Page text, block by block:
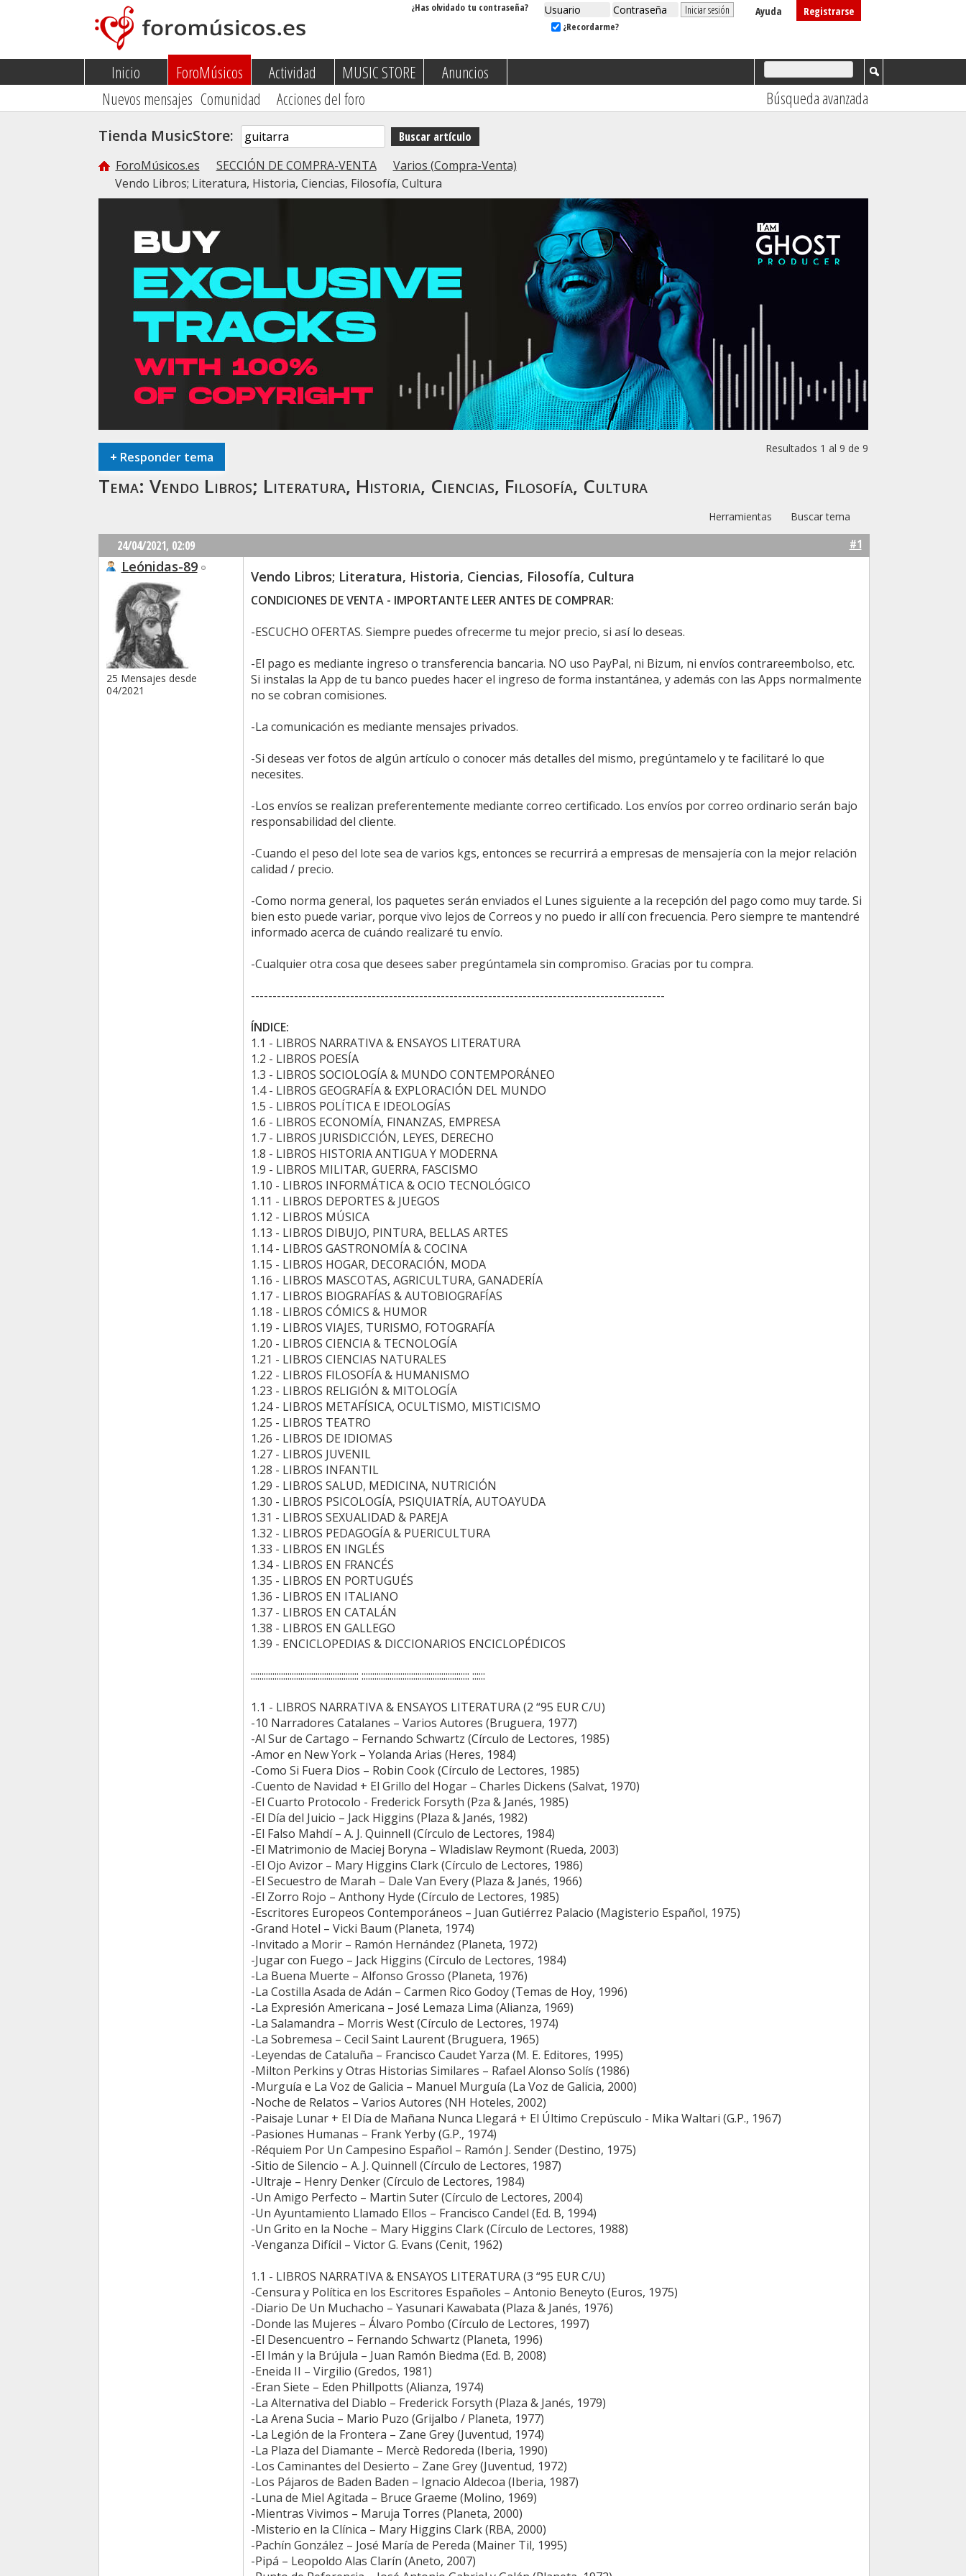
Registrarse
Ayuda
¿Recordarme?
¿Has olvidado tu contraseña?
Inicio
ForoMúsicos
Nuevos mensajes Comunidad Acciones del foro
Actividad MUSIC STORE
Anuncios
Búsqueda avanzada
Tienda MusicStore:
ForoMúsicos.es SECCIÓN DE COMPRA-VENTA
Varios (Compra-Venta)
Vendo Libros; Literatura, Historia, Ciencias, Filosofía, Cultura
+ Responder tema
Resultados 1 al 9 de 9
Tema: Vendo Libros; Literatura, Historia, Ciencias, Filosofía, Cultura
Herramientas Buscar tema
24/04/2021, 02:09 #1
Leónidas-89
25 Mensajes desde
04/2021
Vendo Libros; Literatura, Historia, Ciencias, Filosofía, Cultura
CONDICIONES DE VENTA - IMPORTANTE LEER ANTES DE COMPRAR:
-ESCUCHO OFERTAS. Siempre puedes ofrecerme tu mejor precio, si así lo deseas.
-El pago es mediante ingreso o transferencia bancaria. NO uso PayPal, ni Bizum, ni envíos contrareembolso, etc.
Si instalas la App de tu banco puedes hacer el ingreso de forma instantánea, y además con las Apps normalmente
no se cobran comisiones.
-La comunicación es mediante mensajes privados.
-Si deseas ver fotos de algún artículo o conocer más detalles del mismo, pregúntamelo y te facilitaré lo que
necesites.
-Los envíos se realizan preferentemente mediante correo certificado. Los envíos por correo ordinario serán bajo
responsabilidad del cliente.
-Cuando el peso del lote sea de varios kgs, entonces se recurrirá a empresas de mensajería con la mejor relación
calidad / precio.
-Como norma general, los paquetes serán enviados el Lunes siguiente a la recepción del pago como muy tarde. Si
bien esto puede variar, porque vivo lejos de Correos y no puedo ir allí con frecuencia. Pero siempre te mantendré
informado acerca de cuándo realizaré tu envío.
-Cualquier otra cosa que desees saber pregúntamela sin compromiso. Gracias por tu compra.
------------------------------------------------------------------------------------------------
ÍNDICE:
1.1 - LIBROS NARRATIVA & ENSAYOS LITERATURA
1.2 - LIBROS POESÍA
1.3 - LIBROS SOCIOLOGÍA & MUNDO CONTEMPORÁNEO
1.4 - LIBROS GEOGRAFÍA & EXPLORACIÓN DEL MUNDO
1.5 - LIBROS POLÍTICA E IDEOLOGÍAS
1.6 - LIBROS ECONOMÍA, FINANZAS, EMPRESA
1.7 - LIBROS JURISDICCIÓN, LEYES, DERECHO
1.8 - LIBROS HISTORIA ANTIGUA Y MODERNA
1.9 - LIBROS MILITAR, GUERRA, FASCISMO
1.10 - LIBROS INFORMÁTICA & OCIO TECNOLÓGICO
1.11 - LIBROS DEPORTES & JUEGOS
1.12 - LIBROS MÚSICA
1.13 - LIBROS DIBUJO, PINTURA, BELLAS ARTES
1.14 - LIBROS GASTRONOMÍA & COCINA
1.15 - LIBROS HOGAR, DECORACIÓN, MODA
1.16 - LIBROS MASCOTAS, AGRICULTURA, GANADERÍA
1.17 - LIBROS BIOGRAFÍAS & AUTOBIOGRAFÍAS
1.18 - LIBROS CÓMICS & HUMOR
1.19 - LIBROS VIAJES, TURISMO, FOTOGRAFÍA
1.20 - LIBROS CIENCIA & TECNOLOGÍA
1.21 - LIBROS CIENCIAS NATURALES
1.22 - LIBROS FILOSOFÍA & HUMANISMO
1.23 - LIBROS RELIGIÓN & MITOLOGÍA
1.24 - LIBROS METAFÍSICA, OCULTISMO, MISTICISMO
1.25 - LIBROS TEATRO
1.26 - LIBROS DE IDIOMAS
1.27 - LIBROS JUVENIL
1.28 - LIBROS INFANTIL
1.29 - LIBROS SALUD, MEDICINA, NUTRICIÓN
1.30 - LIBROS PSICOLOGÍA, PSIQUIATRÍA, AUTOAYUDA
1.31 - LIBROS SEXUALIDAD & PAREJA
1.32 - LIBROS PEDAGOGÍA & PUERICULTURA
1.33 - LIBROS EN INGLÉS
1.34 - LIBROS EN FRANCÉS
1.35 - LIBROS EN PORTUGUÉS
1.36 - LIBROS EN ITALIANO
1.37 - LIBROS EN CATALÁN
1.38 - LIBROS EN GALLEGO
1.39 - ENCICLOPEDIAS & DICCIONARIOS ENCICLOPÉDICOS
:::::::::::::::::::::::::::::::::::::::::::::::::: :::::::::::::::::::::::::::::::::::::::::::::::::: ::::::
1.1 - LIBROS NARRATIVA & ENSAYOS LITERATURA (2 “95 EUR C/U)
-10 Narradores Catalanes – Varios Autores (Bruguera, 1977)
-Al Sur de Cartago – Fernando Schwartz (Círculo de Lectores, 1985)
-Amor en New York – Yolanda Arias (Heres, 1984)
-Como Si Fuera Dios – Robin Cook (Círculo de Lectores, 1985)
-Cuento de Navidad + El Grillo del Hogar – Charles Dickens (Salvat, 1970)
-El Cuarto Protocolo - Frederick Forsyth (Pza & Janés, 1985)
-El Día del Juicio – Jack Higgins (Plaza & Janés, 1982)
-El Falso Mahdí – A. J. Quinnell (Círculo de Lectores, 1984)
-El Matrimonio de Maciej Boryna – Wladislaw Reymont (Rueda, 2003)
-El Ojo Avizor – Mary Higgins Clark (Círculo de Lectores, 1986)
-El Secuestro de Marah – Dale Van Every (Plaza & Janés, 1966)
-El Zorro Rojo – Anthony Hyde (Círculo de Lectores, 1985)
-Escritores Europeos Contemporáneos – Juan Gutiérrez Palacio (Magisterio Español, 1975)
-Grand Hotel – Vicki Baum (Planeta, 1974)
-Invitado a Morir – Ramón Hernández (Planeta, 1972)
-Jugar con Fuego – Jack Higgins (Círculo de Lectores, 1984)
-La Buena Muerte – Alfonso Grosso (Planeta, 1976)
-La Costilla Asada de Adán – Carmen Rico Godoy (Temas de Hoy, 1996)
-La Expresión Americana – José Lemaza Lima (Alianza, 1969)
-La Salamandra – Morris West (Círculo de Lectores, 1974)
-La Sobremesa – Cecil Saint Laurent (Bruguera, 1965)
-Leyendas de Cataluña – Francisco Caudet Yarza (M. E. Editores, 1995)
-Milton Perkins y Otras Historias Similares – Rafael Alonso Solís (1986)
-Murguía e La Voz de Galicia – Manuel Murguía (La Voz de Galicia, 2000)
-Noche de Relatos – Varios Autores (NH Hoteles, 2002)
-Paisaje Lunar + El Día de Mañana Nunca Llegará + El Último Crepúsculo - Mika Waltari (G.P., 1967)
-Pasiones Humanas – Frank Yerby (G.P., 1974)
-Réquiem Por Un Campesino Español – Ramón J. Sender (Destino, 1975)
-Sitio de Silencio – A. J. Quinnell (Círculo de Lectores, 1987)
-Ultraje – Henry Denker (Círculo de Lectores, 1984)
-Un Amigo Perfecto – Martin Suter (Círculo de Lectores, 2004)
-Un Ayuntamiento Llamado Ellos – Francisco Candel (Ed. B, 1994)
-Un Grito en la Noche – Mary Higgins Clark (Círculo de Lectores, 1988)
-Venganza Difícil – Victor G. Evans (Cenit, 1962)
1.1 - LIBROS NARRATIVA & ENSAYOS LITERATURA (3 “95 EUR C/U)
-Censura y Política en los Escritores Españoles – Antonio Beneyto (Euros, 1975)
-Diario De Un Muchacho – Yasunari Kawabata (Plaza & Janés, 1976)
-Donde las Mujeres – Álvaro Pombo (Círculo de Lectores, 1997)
-El Desencuentro – Fernando Schwartz (Planeta, 1996)
-El Imán y la Brújula – Juan Ramón Biedma (Ed. B, 2008)
-Eneida II – Virgilio (Gredos, 1981)
-Eran Siete – Eden Phillpotts (Alianza, 1974)
-La Alternativa del Diablo – Frederick Forsyth (Plaza & Janés, 1979)
-La Arena Sucia – Mario Puzo (Grijalbo / Planeta, 1977)
-La Legión de la Frontera – Zane Grey (Juventud, 1974)
-La Plaza del Diamante – Mercè Redoreda (Iberia, 1990)
-Los Caminantes del Desierto – Zane Grey (Juventud, 1972)
-Los Pájaros de Baden Baden – Ignacio Aldecoa (Iberia, 1987)
-Luna de Miel Agitada – Bruce Graeme (Molino, 1969)
-Mientras Vivimos – Maruja Torres (Planeta, 2000)
-Misterio en la Clínica – Mary Higgins Clark (RBA, 2000)
-Pachín González – José María de Pereda (Mainer Til, 1995)
-Pipá – Leopoldo Alas Clarín (Aneto, 2007)